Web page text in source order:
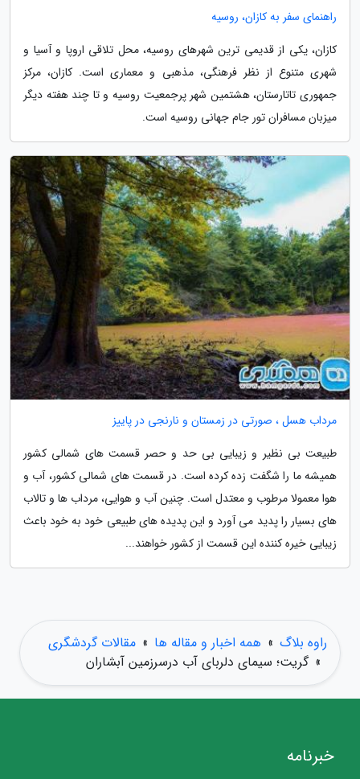
راهنمای سفر به کازان، روسیه
کازان، یکی از قدیمی ترین شهرهای روسیه، محل تلاقی اروپا و آسیا و
شهری متنوع از نظر فرهنگی، مذهبی و معماری است. کازان، مرکز
جمهوری تاتارستان، هشتمین شهر پرجمعیت روسیه و تا چند هفته دیگر
میزبان مسافران تور جام جهانی روسیه است.
مرداب هسل ، صورتی در زمستان و نارنجی در پاییز
طبیعت بی نظیر و زیبایی بی حد و حصر قسمت های شمالی کشور
همیشه ما را شگفت زده کرده است. در قسمت های شمالی کشور، آب و
هوا معمولا مرطوب و معتدل است. چنین آب و هوایی، مرداب ها و تالاب
های بسیار را پدید می آورد و این پدیده های طبیعی خود به خود باعث
زیبایی خیره کننده این قسمت از کشور خواهند...
راوه بلاگ » همه اخبار و مقاله ها » مقالات گردشگری
» گریت؛ سیمای دلربای آب درسرزمین آبشاران
خبرنامه